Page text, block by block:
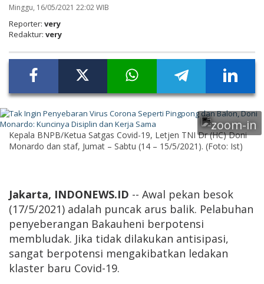
Minggu, 16/05/2021 22:02 WIB
Reporter: very
Redaktur: very
Kepala BNPB/Ketua Satgas Covid-19, Letjen TNI Dr (HC) Doni
Monardo dan staf, Jumat – Sabtu (14 – 15/5/2021). (Foto: Ist)
Jakarta, INDONEWS.ID -- Awal pekan besok
(17/5/2021) adalah puncak arus balik. Pelabuhan
penyeberangan Bakauheni berpotensi
membludak. Jika tidak dilakukan antisipasi,
sangat berpotensi mengakibatkan ledakan
klaster baru Covid-19.